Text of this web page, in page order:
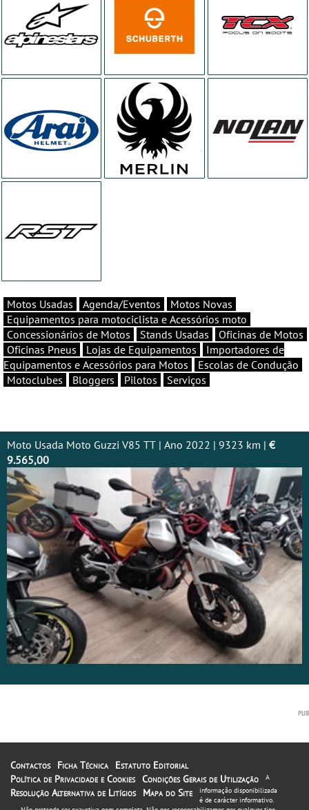
Motos Usadas Agenda/Eventos
Motos Novas
Equipamentos para motociclista e Acessórios moto
Concessionários de Motos
Stands Usadas
Oficinas de Motos
Oficinas Pneus
Lojas de Equipamentos
Importadores de
Equipamentos e Acessórios para Motos
Escolas de Condução
Motoclubes
Bloggers Pilotos Serviços
Moto Usada Moto Guzzi V85 TT | Ano 2022 | 9323 km | €
9.565,00
Contactos Ficha Técnica
Estatuto Editorial
Política de Privacidade e Cookies Condições Gerais de Utilização
Resolução Alternativa de Litígios
Mapa do Site
A
informação disponibilizada
é de carácter informativo.